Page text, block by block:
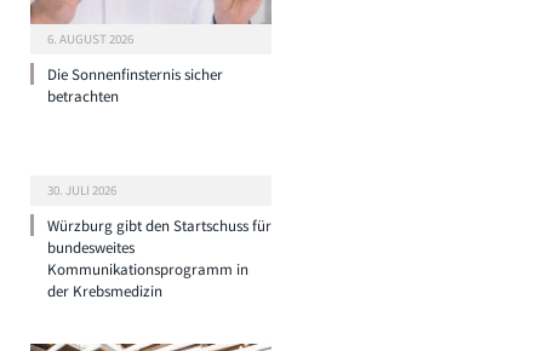
6. AUGUST 2026
Die Sonnenfinsternis sicher
betrachten
30. JULI 2026
Würzburg gibt den Startschuss für
bundesweites
Kommunikationsprogramm in
der Krebsmedizin